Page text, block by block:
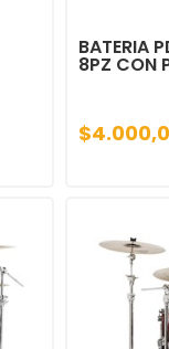
BATERIA
8PZ CON